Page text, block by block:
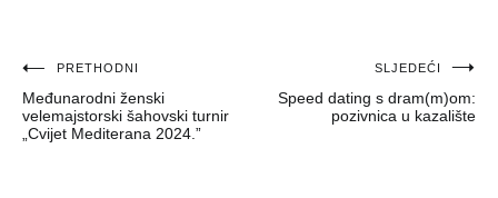
Navigacija
objava
PRETHODNI
Međunarodni ženski
velemajstorski šahovski turnir
„Cvijet Mediterana 2024.”
SLJEDEĆI
Speed dating s dram(m)om:
pozivnica u kazalište